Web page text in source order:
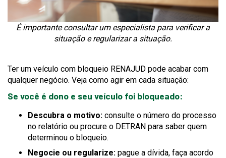
É importante consultar um especialista para verificar a
situação e regularizar a situação.
Ter um veículo com bloqueio RENAJUD pode acabar com
qualquer negócio. Veja como agir em cada situação:
Se você é dono e seu veículo foi bloqueado:
Descubra o motivo: consulte o número do processo
no relatório ou procure o DETRAN para saber quem
determinou o bloqueio.
Negocie ou regularize: pague a dívida, faça acordo